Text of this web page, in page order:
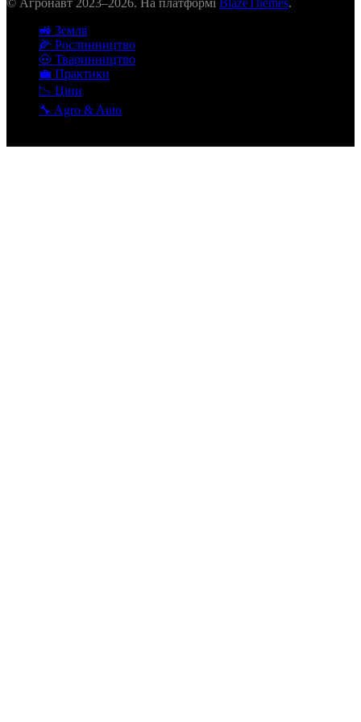
🚜 Земля
🌽 Рослинництво
🐽 Тваринництво
💼 Практики
📉 Ціни
🔧 Agro & Auto